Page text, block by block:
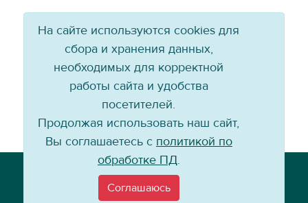
Email:info@baikal-energy.ru
На сайте используются cookies для
сбора и хранения данных,
необходимых для корректной
работы сайта и удобства
посетителей.
Продолжая использовать наш сайт,
Вы соглашаетесь с политикой по
обработке ПД.
Соглашаюсь